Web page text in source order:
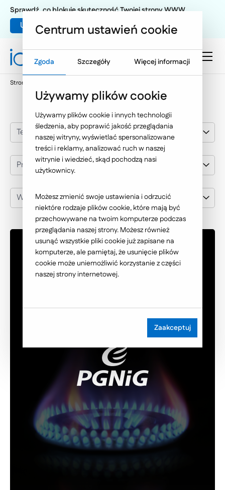
Umów warsztat UX
Sprawdź, co blokuje skuteczność Twojej strony WWW
Strona główna
Technologie Internetowe
Przemysł
Wybierz klienta
Centrum ustawień cookie
Zgoda Szczegóły Więcej informacji
Używamy plików cookie
Używamy plików cookie i innych technologii
śledzenia, aby poprawić jakość przeglądania
naszej witryny, wyświetlać spersonalizowane
treści i reklamy, analizować ruch w naszej
witrynie i wiedzieć, skąd pochodzą nasi
użytkownicy.
Możesz zmienić swoje ustawienia i odrzucić
niektóre rodzaje plików cookie, które mają być
przechowywane na twoim komputerze podczas
przeglądania naszej strony. Możesz również
usunąć wszystkie pliki cookie już zapisane na
komputerze, ale pamiętaj, że usunięcie plików
cookie może uniemożliwić korzystanie z części
naszej strony internetowej.
Zaakceptuj